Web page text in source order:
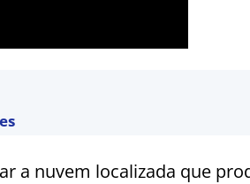
a nuvem localizada que